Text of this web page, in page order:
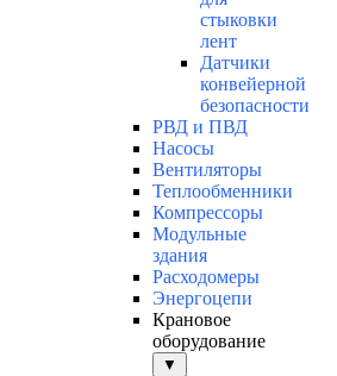
стыковки
лент
Датчики
конвейерной
безопасности
РВД и ПВД
Насосы
Вентиляторы
Теплообменники
Компрессоры
Модульные
здания
Расходомеры
Энергоцепи
Крановое
оборудование
▼